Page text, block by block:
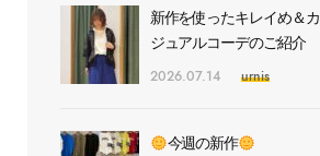
新作を使ったキレイめ＆カ
ジュアルコーデのご紹介
2026.07.14 urnis
今週の新作